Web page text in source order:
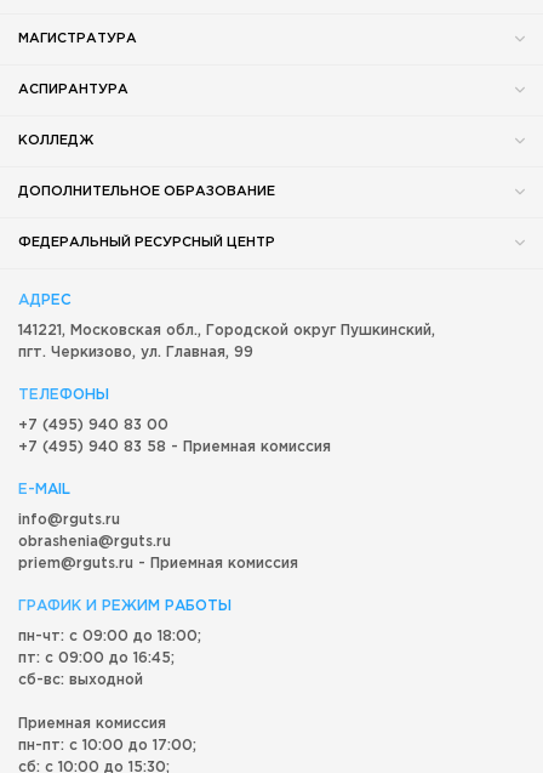
МАГИСТРАТУРА
АСПИРАНТУРА
КОЛЛЕДЖ
ДОПОЛНИТЕЛЬНОЕ ОБРАЗОВАНИЕ
ФЕДЕРАЛЬНЫЙ РЕСУРСНЫЙ ЦЕНТР
АДРЕС
141221, Московская обл., Городской округ Пушкинский,
пгт. Черкизово, ул. Главная, 99
ТЕЛЕФОНЫ
+7 (495) 940 83 00
+7 (495) 940 83 58 - Приемная комиссия
E-MAIL
info@rguts.ru
obrashenia@rguts.ru
priem@rguts.ru - Приемная комиссия
ГРАФИК И РЕЖИМ РАБОТЫ
пн-чт: с 09:00 до 18:00;
пт: с 09:00 до 16:45;
сб-вс: выходной
Приемная комиссия
пн-пт: с 10:00 до 17:00;
сб: с 10:00 до 15:30;